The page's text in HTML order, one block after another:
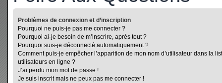
Problèmes de connexion et d’inscription
Pourquoi ne puis-je pas me connecter ?
Pourquoi ai-je besoin de m’inscrire, après tout ?
Pourquoi suis-je déconnecté automatiquement ?
Comment puis-je empêcher l’apparition de mon nom d’utilisateur dans la
utilisateurs en ligne ?
J’ai perdu mon mot de passe !
Je suis inscrit mais ne peux pas me connecter !